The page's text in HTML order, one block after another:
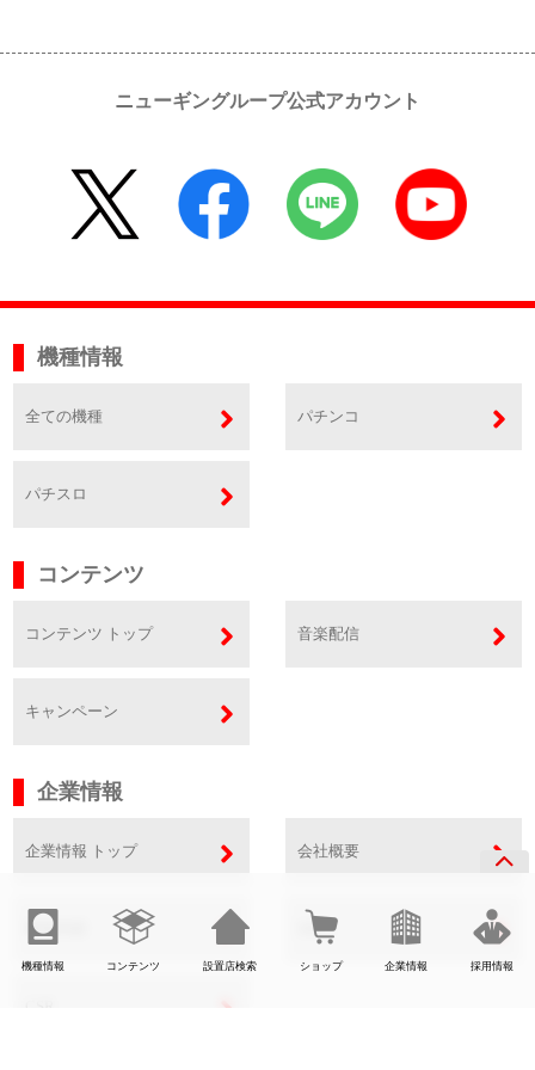
機種情報 コンテンツ 設置店検索 ショップ 企業情報 採用情報
ニューギングループ公式アカウント
機種情報
全ての機種 パチンコ
パチスロ
コンテンツ
コンテンツ トップ 音楽配信
キャンペーン
企業情報
企業情報 トップ 会社概要
事業内容 SDGs